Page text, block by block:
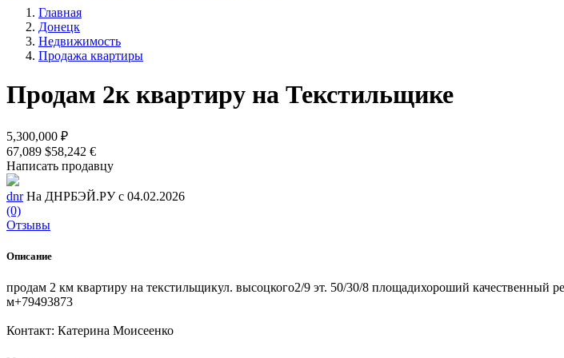
Главная
Донецк
Недвижимость
Продажа квартиры
Продам 2к квартиру на Текстильщике
5,300,000 ₽
67,089 $58,242 €
Написать продавцу
dnr На ДНРБЭЙ.РУ с 04.02.2026
(0)
Отзывы
Описание
продам 2 км квартиру на текстильщикул. высоцкого2/9 эт. 50/30/8 площадихороший качественный
м+79493873
Контакт: Катерина Моисеенко